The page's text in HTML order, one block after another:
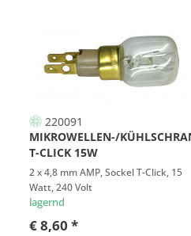
220091
MIKROWELLEN-/
T-CLICK 15W
2 x 4,8 mm AMP, Sockel T-Click, 15
Watt, 240 Volt
lagernd
€ 8,60 *